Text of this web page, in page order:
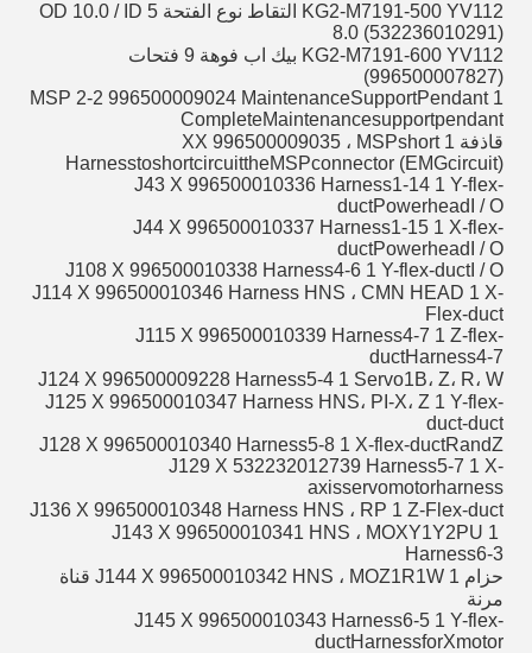
KG2-M7191-500 YV112 التقاط نوع الفتحة 5 OD 10.0 / ID
8.0 (532236010291)
KG2-M7191-600 YV112 بيك اب فوهة 9 فتحات
(996500007827)
MSP 2-2 996500009024 MaintenanceSupportPendant 1
CompleteMaintenancesupportpendant
قاذفة XX 996500009035 ، MSPshort 1
HarnesstoshortcircuittheMSPconnector (EMGcircuit)
J43 X 996500010336 Harness1-14 1 Y-flex-
ductPowerheadI / O
J44 X 996500010337 Harness1-15 1 X-flex-
ductPowerheadI / O
J108 X 996500010338 Harness4-6 1 Y-flex-ductI / O
J114 X 996500010346 Harness HNS ، CMN HEAD 1 X-
Flex-duct
J115 X 996500010339 Harness4-7 1 Z-flex-
ductHarness4-7
J124 X 996500009228 Harness5-4 1 Servo1B، Z، R، W
J125 X 996500010347 Harness HNS، PI-X، Z 1 Y-flex-
duct-duct
J128 X 996500010340 Harness5-8 1 X-flex-ductRandZ
J129 X 532232012739 Harness5-7 1 X-
axisservomotorharness
J136 X 996500010348 Harness HNS ، RP 1 Z-Flex-duct
J143 X 996500010341 HNS ، MOXY1Y2PU 1 ​​
Harness6-3
حزام J144 X 996500010342 HNS ، MOZ1R1W 1 قناة
مرنة
J145 X 996500010343 Harness6-5 1 Y-flex-
ductHarnessforXmotor